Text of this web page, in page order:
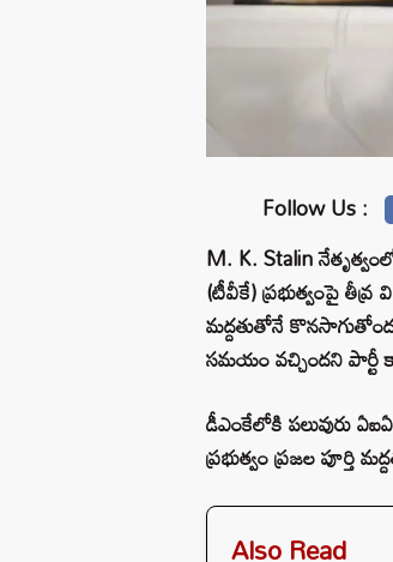
Follow Us :
M. K. Stalin
(టీవీకే) ప్రభుత్వంపై తీవ్ర
మద్దతుతోనే
సమయం వచ్చిందని పార్టీ
డీఎంకేలోకి పలువురు
ప్రభుత్వం ప్రజల
Also Read